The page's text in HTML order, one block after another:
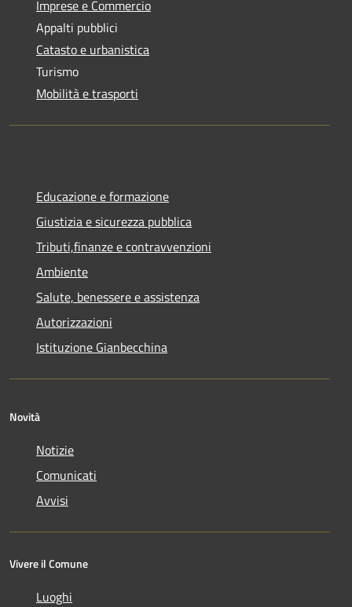
Imprese e Commercio
Appalti pubblici
Catasto e urbanistica
Turismo
Mobilità e trasporti
Educazione e formazione
Giustizia e sicurezza pubblica
Tributi,finanze e contravvenzioni
Ambiente
Salute, benessere e assistenza
Autorizzazioni
Istituzione Gianbecchina
Novità
Notizie
Comunicati
Avvisi
Vivere il Comune
Luoghi